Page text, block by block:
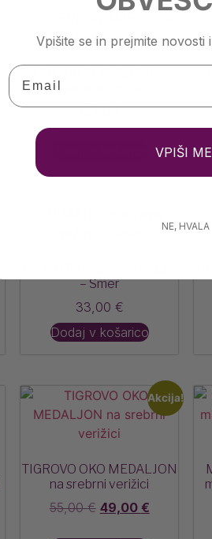
makrame vezavi
35,00€
– Smer
33,00 €
Dodaj v košarico
Akcija!
TIGROVO OKO MEDALJON
na srebrni verižici
55,00€ 49,00 €
Vpišite se in prejmite novosti
Email
VPIŠI
NE, HVALA